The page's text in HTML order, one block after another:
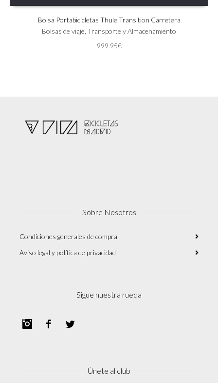
Bolsa Portabicicletas Thule Transition Carretera
Bolsas de viaje Transporte y Almacenamiento
999.95€
Sobre Nosotros
Condiciones generales de compra
Aviso legal y política de privacidad
Sigue nuestra rueda
InstagramFacebook
Únete al club